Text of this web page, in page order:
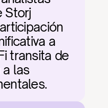
Storj
a
transita de
las